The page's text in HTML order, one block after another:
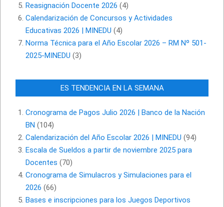
Reasignación Docente 2026 (4)
Calendarización de Concursos y Actividades
Educativas 2026 | MINEDU (4)
Norma Técnica para el Año Escolar 2026 – RM Nº 501-
2025-MINEDU (3)
ES TENDENCIA EN LA SEMANA
Cronograma de Pagos Julio 2026 | Banco de la Nación
BN (104)
Calendarización del Año Escolar 2026 | MINEDU (94)
Escala de Sueldos a partir de noviembre 2025 para
Docentes (70)
Cronograma de Simulacros y Simulaciones para el
2026 (66)
Bases e inscripciones para los Juegos Deportivos